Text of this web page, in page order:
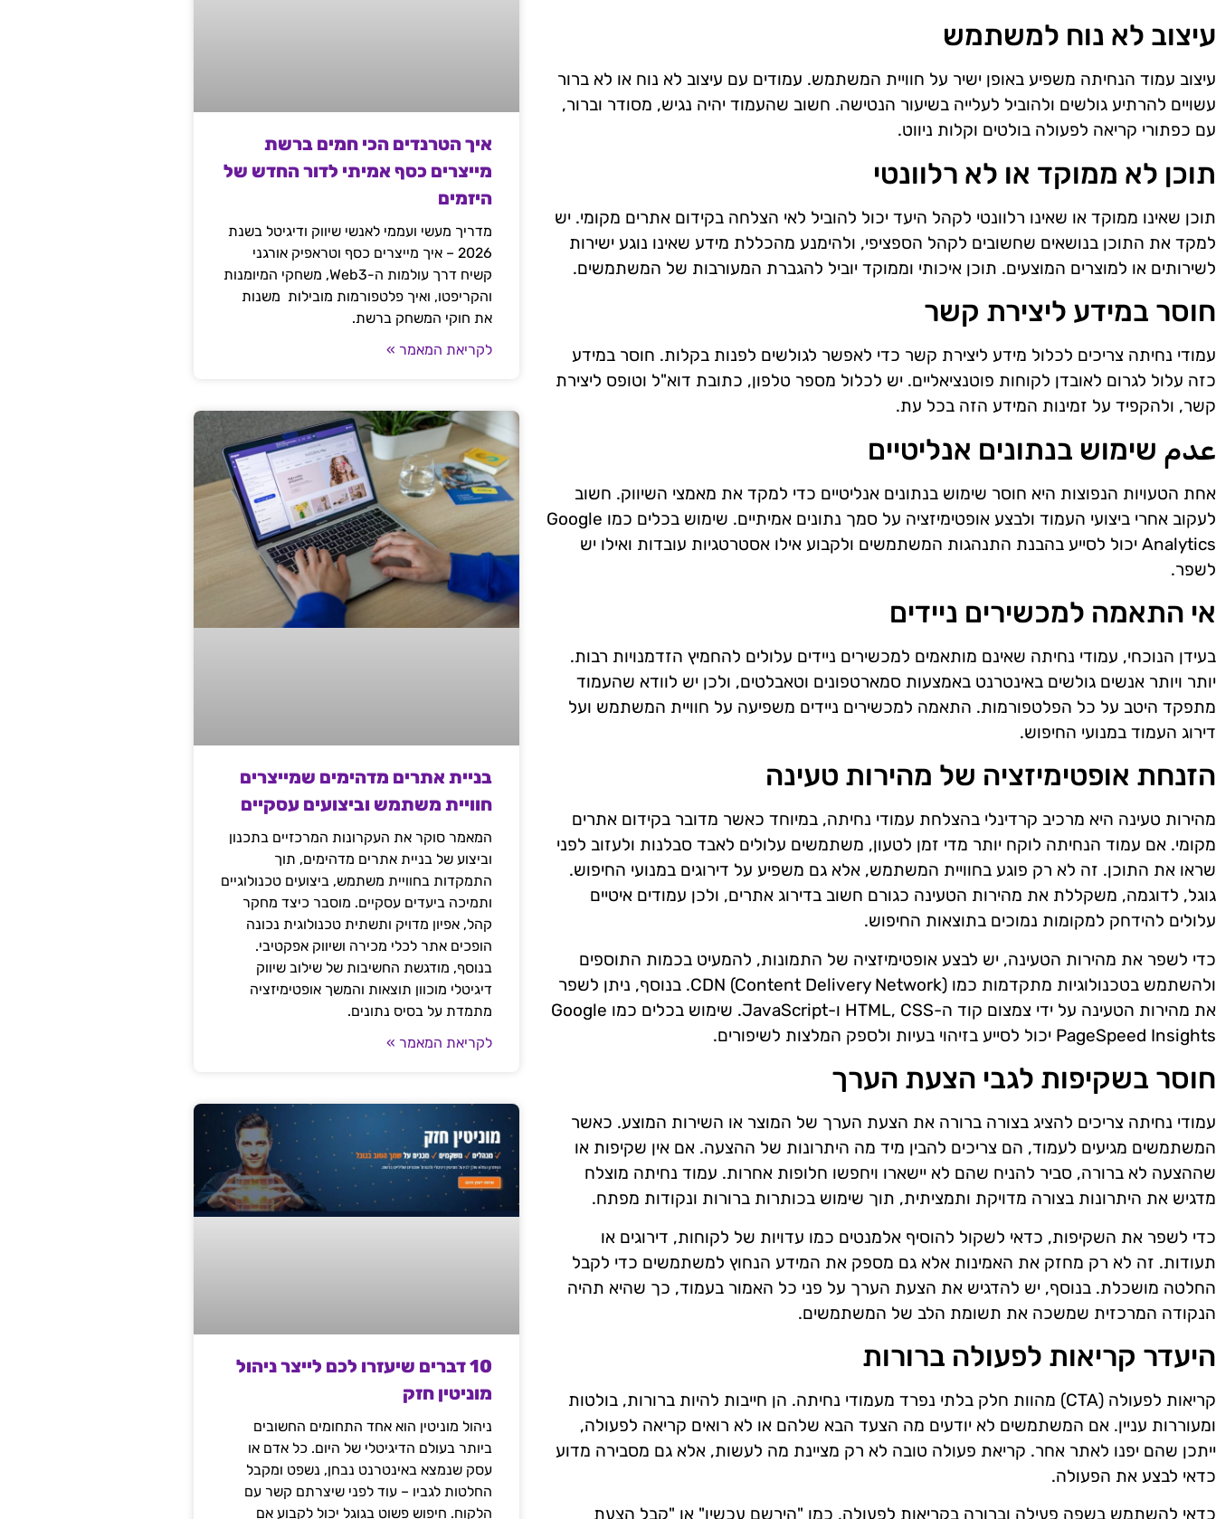
עיצוב לא נוח למשתמש
עיצוב עמוד הנחיתה משפיע באופן ישיר על חוויית המשתמש. עמודים עם עיצוב לא נוח או לא ברור
עשויים להרתיע גולשים ולהוביל לעלייה בשיעור הנטישה. חשוב שהעמוד יהיה נגיש, מסודר וברור,
עם כפתורי קריאה לפעולה בולטים וקלות ניווט.
תוכן לא ממוקד או לא רלוונטי
תוכן שאינו ממוקד או שאינו רלוונטי לקהל היעד יכול להוביל לאי הצלחה בקידום אתרים מקומי. יש
למקד את התוכן בנושאים שחשובים לקהל הספציפי, ולהימנע מהכללת מידע שאינו נוגע ישירות
לשירותים או למוצרים המוצעים. תוכן איכותי וממוקד יוביל להגברת המעורבות של המשתמשים.
חוסר במידע ליצירת קשר
עמודי נחיתה צריכים לכלול מידע ליצירת קשר כדי לאפשר לגולשים לפנות בקלות. חוסר במידע
כזה עלול לגרום לאובדן לקוחות פוטנציאליים. יש לכלול מספר טלפון, כתובת דוא"ל וטופס ליצירת
קשר, ולהקפיד על זמינות המידע הזה בכל עת.
عدم שימוש בנתונים אנליטיים
אחת הטעויות הנפוצות היא חוסר שימוש בנתונים אנליטיים כדי למקד את מאמצי השיווק. חשוב
לעקוב אחרי ביצועי העמוד ולבצע אופטימיזציה על סמך נתונים אמיתיים. שימוש בכלים כמו Google
Analytics יכול לסייע בהבנת התנהגות המשתמשים ולקבוע אילו אסטרטגיות עובדות ואילו יש
לשפר.
אי התאמה למכשירים ניידים
בעידן הנוכחי, עמודי נחיתה שאינם מותאמים למכשירים ניידים עלולים להחמיץ הזדמנויות רבות.
יותר ויותר אנשים גולשים באינטרנט באמצעות סמארטפונים וטאבלטים, ולכן יש לוודא שהעמוד
מתפקד היטב על כל הפלטפורמות. התאמה למכשירים ניידים משפיעה על חוויית המשתמש ועל
דירוג העמוד במנועי החיפוש.
הזנחת אופטימיזציה של מהירות טעינה
מהירות טעינה היא מרכיב קרדינלי בהצלחת עמודי נחיתה, במיוחד כאשר מדובר בקידום אתרים
מקומי. אם עמוד הנחיתה לוקח יותר מדי זמן לטעון, משתמשים עלולים לאבד סבלנות ולעזוב לפני
שראו את התוכן. זה לא רק פוגע בחוויית המשתמש, אלא גם משפיע על דירוגים במנועי החיפוש.
גוגל, לדוגמה, משקללת את מהירות הטעינה כגורם חשוב בדירוג אתרים, ולכן עמודים איטיים
עלולים להידחק למקומות נמוכים בתוצאות החיפוש.
כדי לשפר את מהירות הטעינה, יש לבצע אופטימיזציה של התמונות, להמעיט בכמות התוספים
ולהשתמש בטכנולוגיות מתקדמות כמו CDN (Content Delivery Network). בנוסף, ניתן לשפר
את מהירות הטעינה על ידי צמצום קוד ה-HTML, CSS ו-JavaScript. שימוש בכלים כמו Google
PageSpeed Insights יכול לסייע בזיהוי בעיות ולספק המלצות לשיפורים.
חוסר בשקיפות לגבי הצעת הערך
עמודי נחיתה צריכים להציג בצורה ברורה את הצעת הערך של המוצר או השירות המוצע. כאשר
המשתמשים מגיעים לעמוד, הם צריכים להבין מיד מה היתרונות של ההצעה. אם אין שקיפות או
שההצעה לא ברורה, סביר להניח שהם לא יישארו ויחפשו חלופות אחרות. עמוד נחיתה מוצלח
מדגיש את היתרונות בצורה מדויקת ותמציתית, תוך שימוש בכותרות ברורות ונקודות מפתח.
כדי לשפר את השקיפות, כדאי לשקול להוסיף אלמנטים כמו עדויות של לקוחות, דירוגים או
תעודות. זה לא רק מחזק את האמינות אלא גם מספק את המידע הנחוץ למשתמשים כדי לקבל
החלטה מושכלת. בנוסף, יש להדגיש את הצעת הערך על פני כל האמור בעמוד, כך שהיא תהיה
הנקודה המרכזית שמשכה את תשומת הלב של המשתמשים.
היעדר קריאות לפעולה ברורות
קריאות לפעולה (CTA) מהוות חלק בלתי נפרד מעמודי נחיתה. הן חייבות להיות ברורות, בולטות
ומעוררות עניין. אם המשתמשים לא יודעים מה הצעד הבא שלהם או לא רואים קריאה לפעולה,
ייתכן שהם יפנו לאתר אחר. קריאת פעולה טובה לא רק מציינת מה לעשות, אלא גם מסבירה מדוע
כדאי לבצע את הפעולה.
כדאי להשתמש בשפה פעילה וברורה בקריאות לפעולה, כמו "הירשם עכשיו" או "קבל הצעת
איך הטרנדים הכי חמים ברשת
מייצרים כסף אמיתי לדור החדש של
היזמים
מדריך מעשי ועממי לאנשי שיווק ודיגיטל בשנת
2026 – איך מייצרים כסף וטראפיק אורגני
קשיח דרך עולמות ה-Web3, משחקי המיומנות
והקריפטו, ואיך פלטפורמות מובילות משנות
את חוקי המשחק ברשת.
לקריאת המאמר »
בניית אתרים מדהימים שמייצרים
חוויית משתמש וביצועים עסקיים
המאמר סוקר את העקרונות המרכזיים בתכנון
וביצוע של בניית אתרים מדהימים, תוך
התמקדות בחוויית משתמש, ביצועים טכנולוגיים
ותמיכה ביעדים עסקיים. מוסבר כיצד מחקר
קהל, אפיון מדויק ותשתית טכנולוגית נכונה
הופכים אתר לכלי מכירה ושיווק אפקטיבי.
בנוסף, מודגשת החשיבות של שילוב שיווק
דיגיטלי מוכוון תוצאות והמשך אופטימיזציה
מתמדת על בסיס נתונים.
לקריאת המאמר »
10 דברים שיעזרו לכם לייצר ניהול
מוניטין חזק
ניהול מוניטין הוא אחד התחומים החשובים
ביותר בעולם הדיגיטלי של היום. כל אדם או
עסק שנמצא באינטרנט נבחן, נשפט ומקבל
החלטות לגביו – עוד לפני שיצרתם קשר עם
הלקוח. חיפוש פשוט בגוגל יכול לקבוע אם